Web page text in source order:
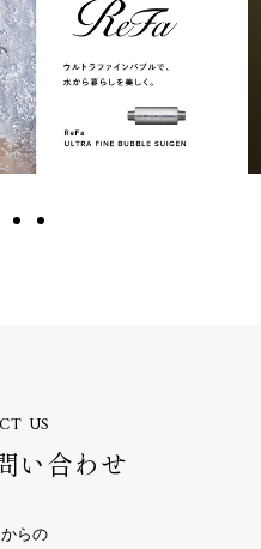
US
い合わせ
らの